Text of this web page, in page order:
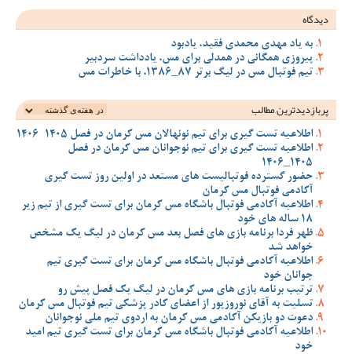
دیدگاه
به یاد مهدی محمدی فقید، یادبود
پیروزی همگانی در همدلی برای مس، یادداشت سردبیر
تیم فوتبال مس در لیگ برتر 87_1386، با خاطرات مس
پربازدیدترین‌ مطالب
اطلاعیه تست گیری برای تیم نونهالان مس کرمان در فصل 1405-1406
اطلاعیه تست گیری برای تیم نوجوانان مس کرمان در فصل
1405_1406
حضور گسترده فوتبالیست های مستعد در اولین روز تست گیری
آکادمی فوتبال مس کرمان
اطلاعیه آکادمی فوتبال باشگاه مس کرمان برای تست گیری از تیم زیر
18 ساله های خود
ظهر فردا برنامه بازی های فصل بعد مس کرمان در لیگ یک مشخص
خواهد شد
اطلاعیه آکادمی فوتبال باشگاه مس کرمان برای تست گیری تیم
جوانان خود
ترتیب برنامه بازی های مس کرمان در لیگ یک فصل پیش رو
تسلیت به آقای نوروزپور از اعضای کادر پزشکی تیم فوتبال مس کرمان
دعوت دو بازیکن آکادمی مس کرمان به اردوی تیم ملی نوجوانان
اطلاعیه آکادمی فوتبال باشگاه مس کرمان برای تست گیری تیم امید
خود